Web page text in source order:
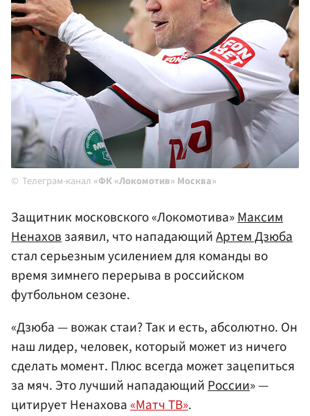
Телеграм-канал «ФК «Локомотив» Москва»
Защитник московского «Локомотива»Максим
Ненаховзаявил, что нападающийАртем Дзюба
стал серьезным усилением для команды во
время зимнего перерыва в российском
футбольном сезоне.
«Дзюба — вожак стаи? Так и есть, абсолютно. Он
наш лидер, человек, который может из ничего
сделать момент. Плюс всегда может зацепиться
за мяч. Это лучший нападающийРоссии» —
цитирует Ненахова«Матч ТВ».